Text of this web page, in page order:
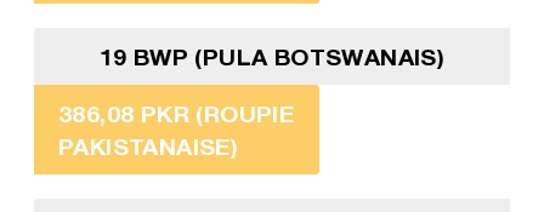
19 BWP (PULA BOTSWANAIS)
386,08 PKR (ROUPIE
PAKISTANAISE)